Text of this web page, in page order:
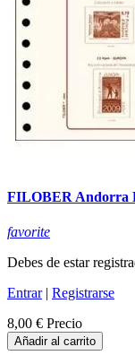
FILOBER Andorra
favorite
Debes de estar
Entrar| Registrarse
8,00 € Precio
Añadir al carrito